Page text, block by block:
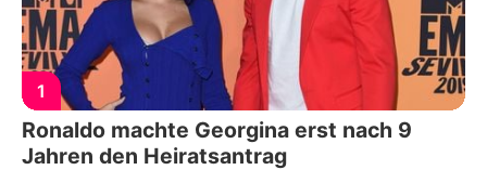
1
Ronaldo machte Georgina erst nach 9
Jahren den Heiratsantrag